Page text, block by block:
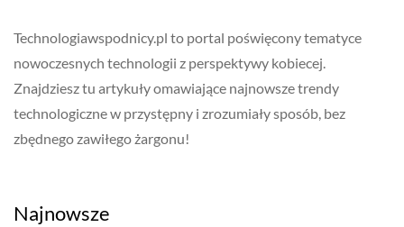
Technologiawspodnicy.pl to portal poświęcony tematyce
nowoczesnych technologii z perspektywy kobiecej.
Znajdziesz tu artykuły omawiające najnowsze trendy
technologiczne w przystępny i zrozumiały sposób, bez
zbędnego zawiłego żargonu!
Najnowsze